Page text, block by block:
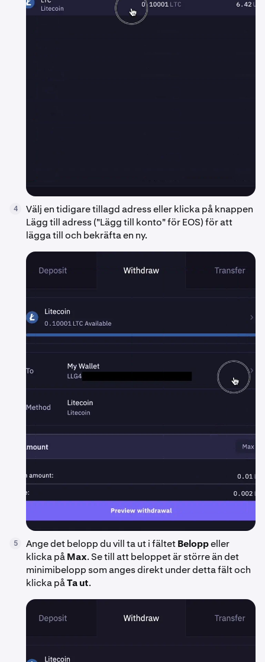
4
Välj en tidigare tillagd adress eller klicka på knappen
Lägg till adress ("Lägg till konto" för EOS) för att
lägga till och bekräfta en ny.
5 Ange det belopp du vill ta ut i fältetBeloppeller
klicka påMax. Se till att beloppet är större än det
minimibelopp som anges direkt under detta fält och
klicka påTa ut.